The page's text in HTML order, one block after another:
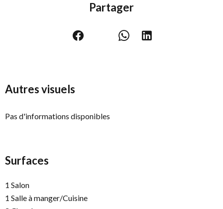
Partager
Autres visuels
Pas d'informations disponibles
Surfaces
1 Salon
1 Salle à manger/Cuisine